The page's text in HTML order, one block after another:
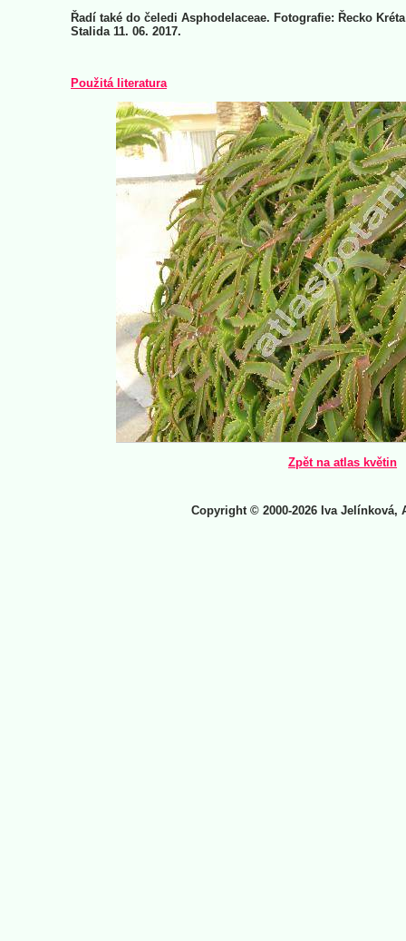
Řadí také do čeledi Asphodelaceae. Fotografie: Řecko Kréta
Stalida 11. 06. 2017.
Použitá literatura
Zpět na atlas květin
Copyright © 2000-2026 Iva Jelínková,